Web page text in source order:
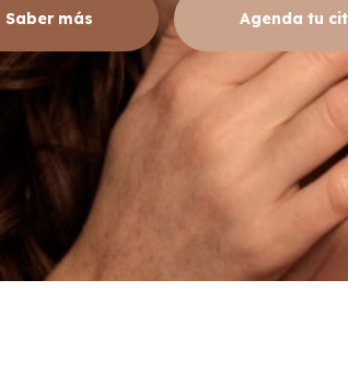
Saber más Agenda tu